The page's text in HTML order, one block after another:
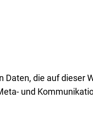
die auf dieser
und